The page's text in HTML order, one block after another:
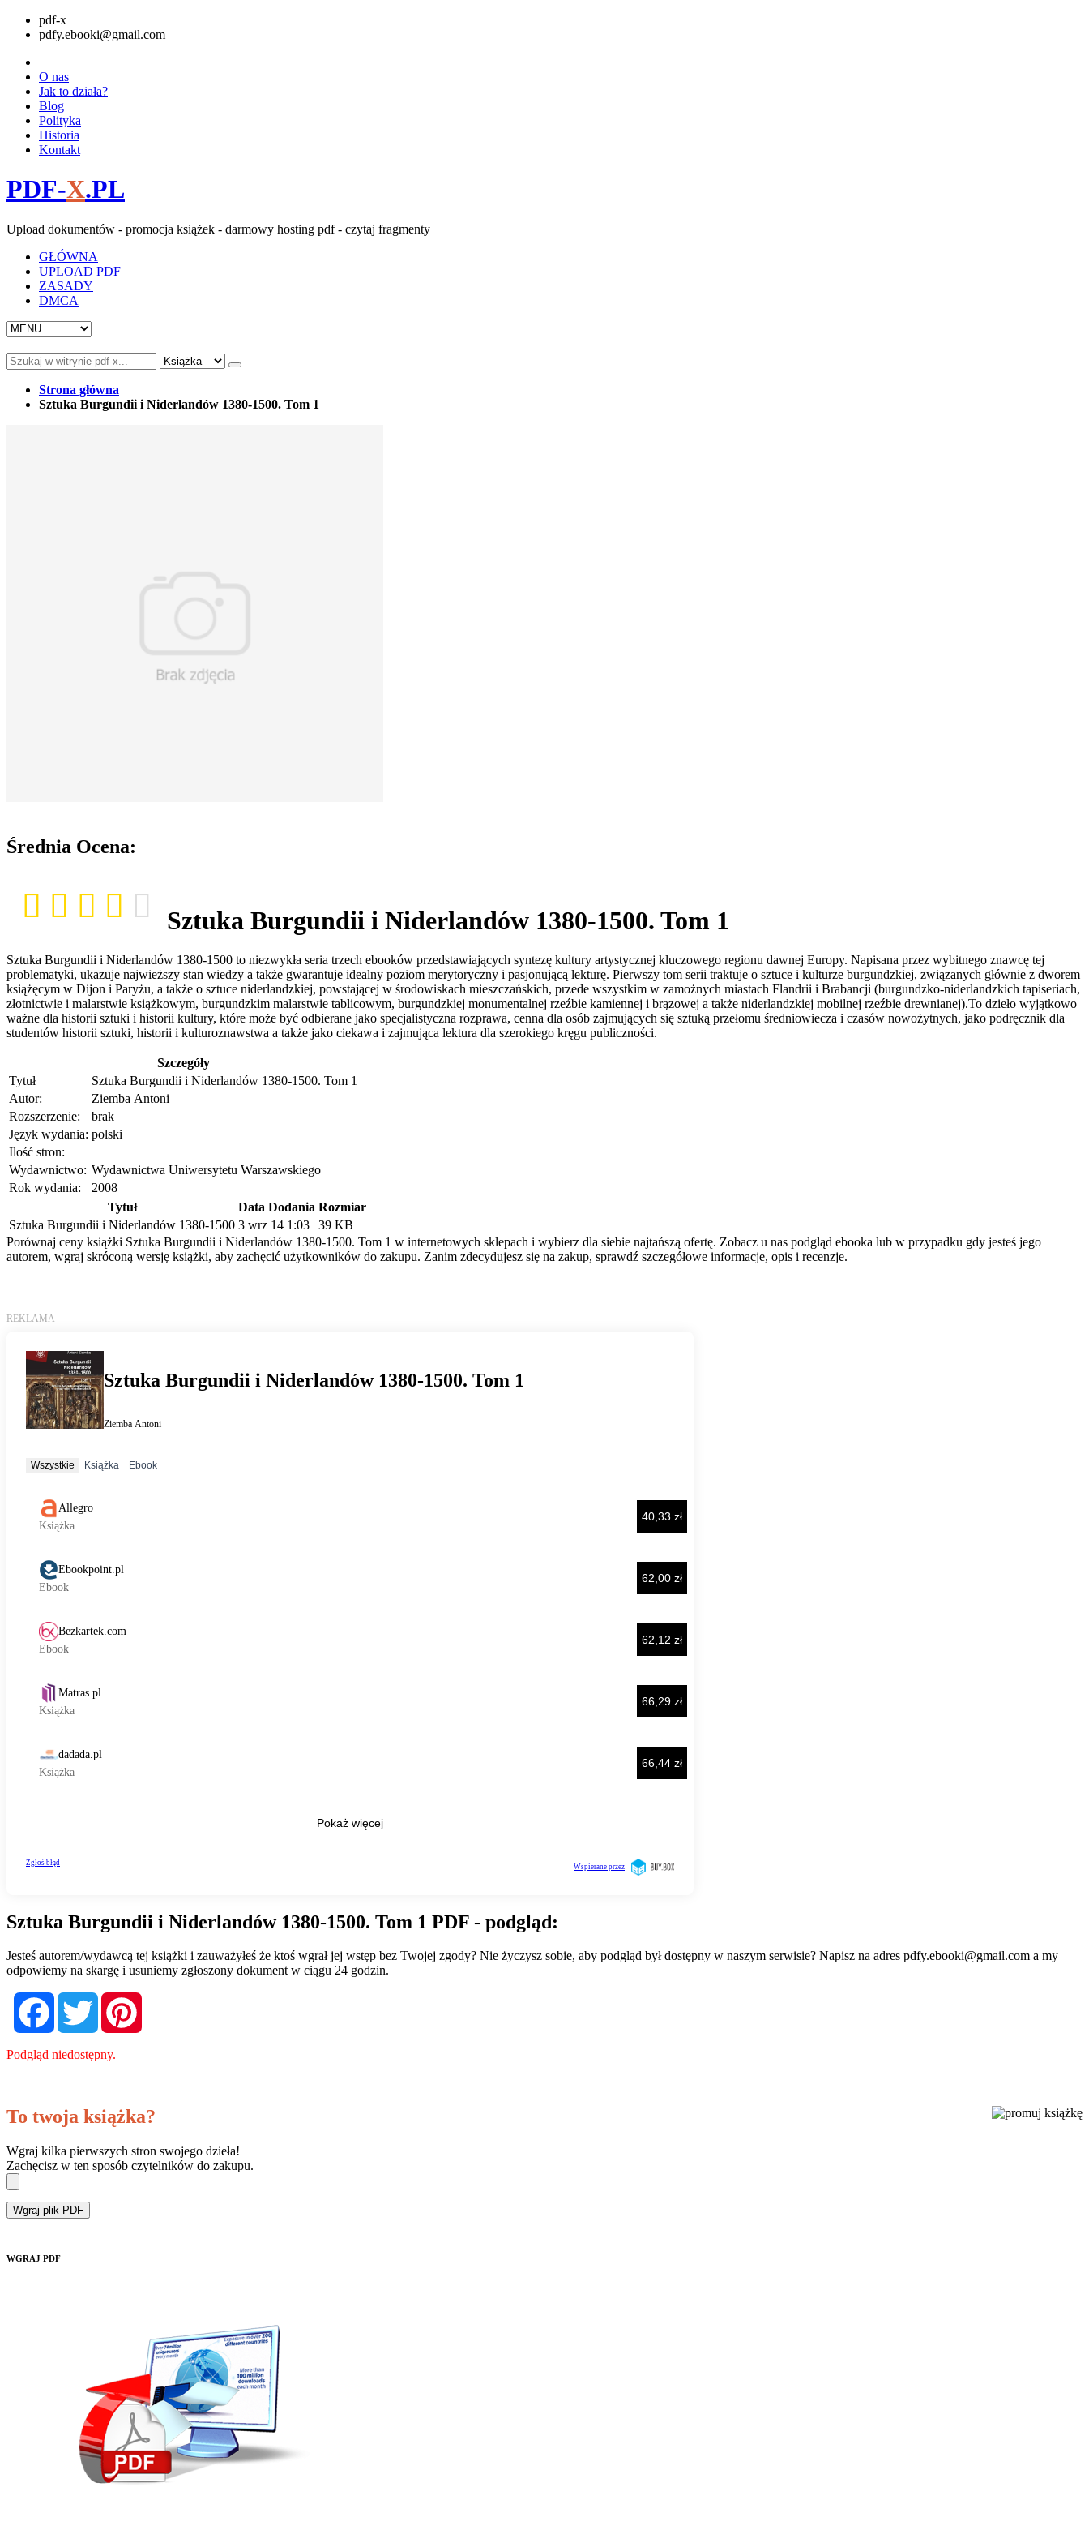
pdf-x
pdfy.ebooki@gmail.com
O nas
Jak to działa?
Blog
Polityka
Historia
Kontakt
PDF-X.PL
Upload dokumentów - promocja książek - darmowy hosting pdf - czytaj fragmenty
GŁÓWNA
UPLOAD PDF
ZASADY
DMCA
Strona główna
Sztuka Burgundii i Niderlandów 1380-1500. Tom 1
Średnia Ocena:
Sztuka Burgundii i Niderlandów 1380-1500. Tom 1
Sztuka Burgundii i Niderlandów 1380-1500 to niezwykła seria trzech ebooków przedstawiających syntezę kultury artystycznej kluczowego regionu dawnej Europy. Napisana przez wybitnego znawcę tej
problematyki, ukazuje najwieższy stan wiedzy a także gwarantuje idealny poziom merytoryczny i pasjonującą lekturę. Pierwszy tom serii traktuje o sztuce i kulturze burgundzkiej, związanych głównie z dworem
książęcym w Dijon i Paryżu, a także o sztuce niderlandzkiej, powstającej w środowiskach mieszczańskich, przede wszystkim w zamożnych miastach Flandrii i Brabancji (burgundzko-niderlandzkich tapiseriach,
złotnictwie i malarstwie książkowym, burgundzkim malarstwie tablicowym, burgundzkiej monumentalnej rzeźbie kamiennej i brązowej a także niderlandzkiej mobilnej rzeźbie drewnianej).To dzieło wyjątkowo
ważne dla historii sztuki i historii kultury, które może być odbierane jako specjalistyczna rozprawa, cenna dla osób zajmujących się sztuką przełomu średniowiecza i czasów nowożytnych, jako podręcznik dla
studentów historii sztuki, historii i kulturoznawstwa a także jako ciekawa i zajmująca lektura dla szerokiego kręgu publiczności.
Szczegóły
Tytuł
Sztuka Burgundii i Niderlandów 1380-1500. Tom 1
Autor:
Ziemba Antoni
Rozszerzenie:
brak
Język wydania: polski
Ilość stron:
Wydawnictwo: Wydawnictwa Uniwersytetu Warszawskiego
Rok wydania:
2008
Tytuł
Data Dodania Rozmiar
Sztuka Burgundii i Niderlandów 1380-1500 3 wrz 14 1:03
39 KB
Porównaj ceny książki Sztuka Burgundii i Niderlandów 1380-1500. Tom 1 w internetowych sklepach i wybierz dla siebie najtańszą ofertę. Zobacz u nas podgląd ebooka lub w przypadku gdy jesteś jego
autorem, wgraj skróconą wersję książki, aby zachęcić użytkowników do zakupu. Zanim zdecydujesz się na zakup, sprawdź szczegółowe informacje, opis i recenzje.
Sztuka Burgundii i Niderlandów 1380-1500. Tom 1 PDF - podgląd:
Jesteś autorem/wydawcą tej książki i zauważyłeś że ktoś wgrał jej wstęp bez Twojej zgody? Nie życzysz sobie, aby podgląd był dostępny w naszym serwisie? Napisz na adres pdfy.ebooki@gmail.com a my
odpowiemy na skargę i usuniemy zgłoszony dokument w ciągu 24 godzin.
FacebookTwitter
Podgląd niedostępny.
To twoja książka?
Wgraj kilka pierwszych stron swojego dzieła!
Zachęcisz w ten sposób czytelników do zakupu.
Wgraj plik PDF
WGRAJ PDF